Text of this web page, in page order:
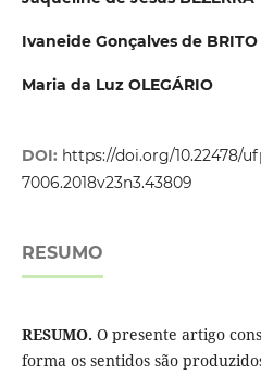
Ivaneide Gonçalves de BRITO
Maria da Luz OLEGÁRIO
DOI: https://doi.org/10.22478/
7006.2018v23n3.43809
RESUMO
RESUMO. O presente artigo
forma os sentidos são